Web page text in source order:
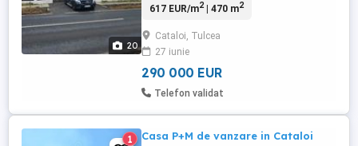
20
biserica din sat ( ideala pentru 2 familii), 2
ml, suprafata construita la sol 189 mp,
suprafata totala desfasurata = 472 mp,
suprafata construita ...
617 EUR/m2| 470 m2
Cataloi, Tulcea
27 iunie
290 000 EUR
Telefon validat
1 Casa P+M de vanzare in Cataloi